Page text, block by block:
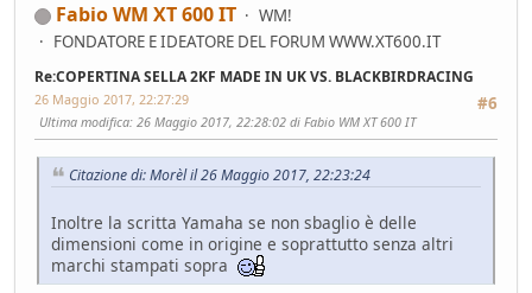
Fabio WM XT 600 IT
WM!
FONDATORE E IDEATORE DEL FORUM WWW.XT600.IT
Re:COPERTINA SELLA 2KF MADE IN UK VS. BLACKBIRDRACING
#6
26 Maggio 2017, 22:27:29
Ultima modifica: 26 Maggio 2017, 22:28:02 di Fabio WM XT 600 IT
Citazione di: Morèl il 26 Maggio 2017, 22:23:24
Inoltre la scritta Yamaha se non sbaglio è delle
dimensioni come in origine e soprattutto senza altri
marchi stampati sopra